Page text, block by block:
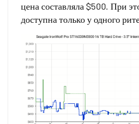
цена составляла $500. При
доступна только у одного